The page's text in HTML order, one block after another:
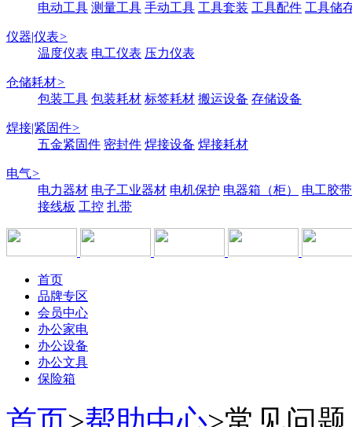
电动工具 测量工具 手动工具 工具套装 工具配件 工具储
仪器|仪表>
温度仪表 电工仪表 压力仪表
仓储耗材>
包装工具 包装耗材 标签耗材 搬运设备 存储设备
焊接|紧固件>
五金紧固件 密封件 焊接设备 焊接耗材
电气>
电力器材 电子工业器材 电机保护 电器箱（柜）
电工胶带
接线板 工控 扎带
首页
品牌专区
会员中心
办公家电
办公设备
办公文具
保险箱